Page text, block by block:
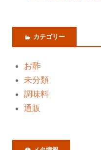
カテゴリー
お酢
未分類
調味料
通販